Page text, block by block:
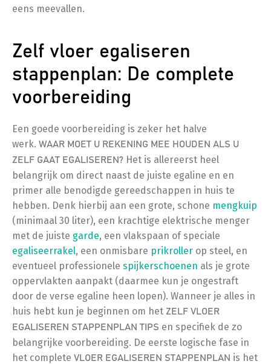
eens meevallen.
Zelf vloer egaliseren
stappenplan: De complete
voorbereiding
Een goede voorbereiding is zeker het halve
werk. WAAR MOET U REKENING MEE HOUDEN ALS U
ZELF GAAT EGALISEREN? Het is allereerst heel
belangrijk om direct naast de juiste egaline en en
primer alle benodigde gereedschappen in huis te
hebben. Denk hierbij aan een grote, schone mengkuip
(minimaal 30 liter), een krachtige elektrische menger
met de juiste garde, een vlakspaan of speciale
egaliseerrakel, een onmisbare prikroller op steel, en
eventueel professionele spijkerschoenen als je grote
oppervlakten aanpakt (daarmee kun je ongestraft
door de verse egaline heen lopen). Wanneer je alles in
huis hebt kun je beginnen om het ZELF VLOER
EGALISEREN STAPPENPLAN TIPS en specifiek de zo
belangrijke voorbereiding. De eerste logische fase in
het complete VLOER EGALISEREN STAPPENPLAN is het